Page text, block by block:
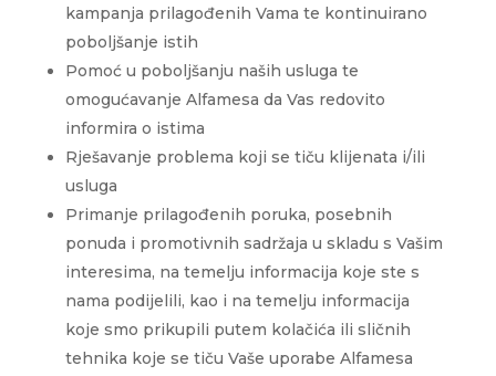
kampanja prilagođenih Vama te kontinuirano
poboljšanje istih
Pomoć u poboljšanju naših usluga te
omogućavanje Alfamesa da Vas redovito
informira o istima
Rješavanje problema koji se tiču klijenata i/ili
usluga
Primanje prilagođenih poruka, posebnih
ponuda i promotivnih sadržaja u skladu s Vašim
interesima, na temelju informacija koje ste s
nama podijelili, kao i na temelju informacija
koje smo prikupili putem kolačića ili sličnih
tehnika koje se tiču Vaše uporabe Alfamesa